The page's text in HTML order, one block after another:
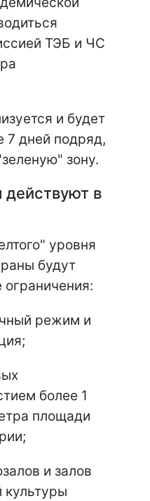
ТЭБ и ЧС
и будет
7 дней подряд,
зону.
действуют в
уровня
будут
режим и
более 1
площади
и залов